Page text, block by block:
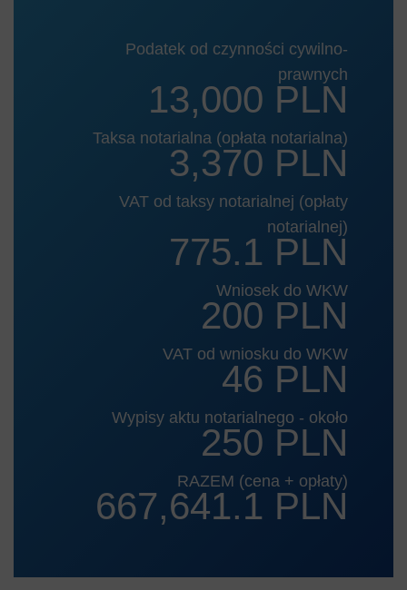
Podatek od czynności cywilno-
prawnych
13,000 PLN
Taksa notarialna (opłata notarialna)
3,370 PLN
VAT od taksy notarialnej (opłaty
notarialnej)
775.1 PLN
Wniosek do WKW
200 PLN
VAT od wniosku do WKW
46 PLN
Wypisy aktu notarialnego - około
250 PLN
RAZEM (cena + opłaty)
667,641.1 PLN